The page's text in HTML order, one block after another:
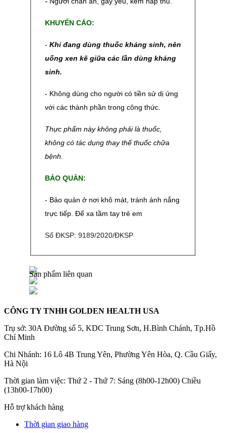
KHUYẾN CÁO:
- Khi đang dùng thuốc kháng sinh, nên
uống xen kẽ giữa các lần dùng kháng
sinh.
- Không dùng cho người có tiền sử dị ứng
với các thành phần trong công thức.
Thực phẩm này không phải là thuốc,
không có tác dụng thay thế thuốc chữa
bệnh.
BẢO QUẢN:
- Bảo quản ở nơi khô mát, tránh ánh nắng
trực tiếp. Để xa tầm tay trẻ em
Số ĐKSP: 9189/2020/ĐKSP
Sản phẩm liên quan
CÔNG TY TNHH GOLDEN HEALTH USA
Trụ sở: 30A Đường số 5, KDC Trung Sơn, H.Bình Chánh, Tp.Hồ
Chí Minh
Chi Nhánh: 16 Lô 4B Trung Yên, Phường Yên Hòa, Q. Cầu Giấy,
Hà Nội
Thời gian làm việc: Thứ 2 - Thứ 7: Sáng (8h00-12h00) Chiều
(13h00-17h00)
Hỗ trợ khách hàng
Thời gian giao hàng